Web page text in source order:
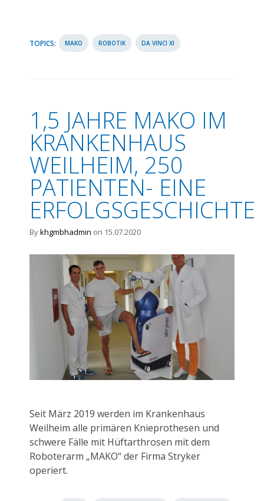
TOPICS: MAKO ROBOTIK DA VINCI XI
1,5 JAHRE MAKO IM
KRANKENHAUS
WEILHEIM, 250
PATIENTEN- EINE
ERFOLGSGESCHICHTE
Bykhgmbhadmin on 15.07.2020
Seit März 2019 werden im Krankenhaus
Weilheim alle primären Knieprothesen und
schwere Fälle mit Hüftarthrosen mit dem
Roboterarm „MAKO“ der Firma Stryker
operiert.